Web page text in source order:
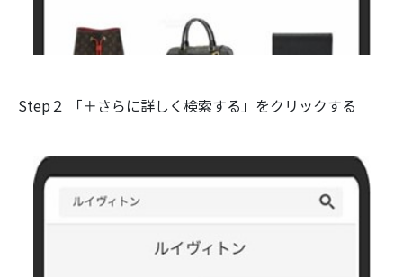
Step２ 「＋さらに詳しく検索する」をクリックする